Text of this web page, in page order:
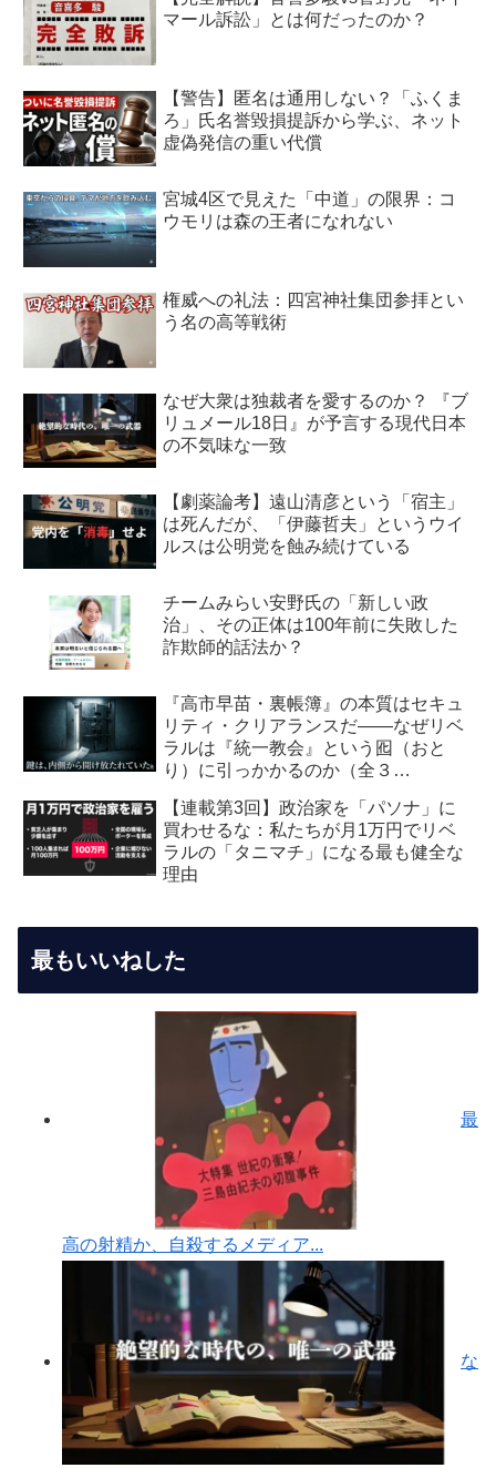
マール訴訟」とは何だったのか？
【警告】匿名は通用しない？「ふくま
ろ」氏名誉毀損提訴から学ぶ、ネット
虚偽発信の重い代償
宮城4区で見えた「中道」の限界：コ
ウモリは森の王者になれない
権威への礼法：四宮神社集団参拝とい
う名の高等戦術
なぜ大衆は独裁者を愛するのか？ 『ブ
リュメール18日』が予言する現代日本
の不気味な一致
【劇薬論考】遠山清彦という「宿主」
は死んだが、「伊藤哲夫」というウイ
ルスは公明党を蝕み続けている
チームみらい安野氏の「新しい政
治」、その正体は100年前に失敗した
詐欺師的話法か？
『高市早苗・裏帳簿』の本質はセキュ
リティ・クリアランスだ――なぜリベ
ラルは『統一教会』という囮（おと
り）に引っかかるのか（全３
ィア編：虚飾の愛国者
【連載第3回】政治家を「パソナ」に
買わせるな：私たちが月1万円でリベ
ラルの「タニマチ」になる最も健全な
理由
最もいいねした
最
高の射精か、自殺するメディア...
な